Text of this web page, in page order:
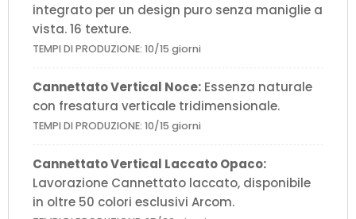
integrato per un design puro senza maniglie a
vista. 16 texture.
TEMPI DI PRODUZIONE: 10/15 giorni
Cannettato Vertical Noce: Essenza naturale
con fresatura verticale tridimensionale.
TEMPI DI PRODUZIONE: 10/15 giorni
Cannettato Vertical Laccato Opaco:
Lavorazione Cannettato laccato, disponibile
in oltre 50 colori esclusivi Arcom.